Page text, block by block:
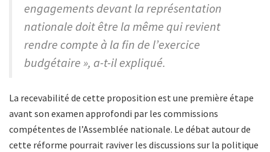
engagements devant la représentation
nationale doit être la même qui revient
rendre compte à la fin de l’exercice
budgétaire », a-t-il expliqué.
La recevabilité de cette proposition est une première étape
avant son examen approfondi par les commissions
compétentes de l’Assemblée nationale. Le débat autour de
cette réforme pourrait raviver les discussions sur la politique